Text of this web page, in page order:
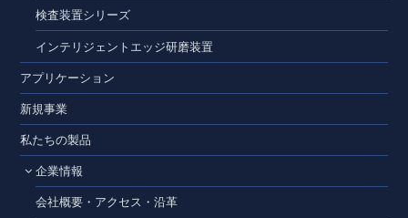
検査装置シリーズ
インテリジェントエッジ研磨装置
アプリケーション
新規事業
私たちの製品
企業情報
会社概要・アクセス・沿革